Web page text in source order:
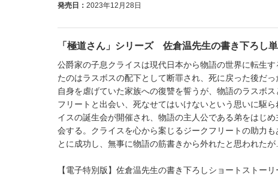
発売日： 2023年12月28日
「極道さん」シリーズ 佐倉温先生の書き下ろし単
公爵家の子息クライスは現代日本から物語の世界に転生
たのはラスボスの配下として断罪され、死に戻った後だ
自身を虐げていた家族への復讐を誓うが、物語のラスボ
フリートと出会い、死なせてはいけないという思いに駆
イスの誕生会が開催され、物語の主人公である弟をはじ
会する。クライスを心から案じるジークフリートの助力も
とに成功し、無事に物語の筋書きから外れたと思われた
【電子特別版】佐倉温先生の書き下ろしショートストー